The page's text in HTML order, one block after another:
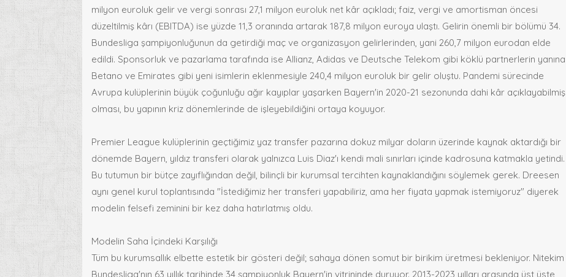
milyon euroluk gelir ve vergi sonrası 27,1 milyon euroluk net kâr açıkladı; faiz, vergi ve amortisman öncesi
düzeltilmiş kârı (EBITDA) ise yüzde 11,3 oranında artarak 187,8 milyon euroya ulaştı. Gelirin önemli bir bölümü 34.
Bundesliga şampiyonluğunun da getirdiği maç ve organizasyon gelirlerinden, yani 260,7 milyon eurodan elde
edildi. Sponsorluk ve pazarlama tarafında ise Allianz, Adidas ve Deutsche Telekom gibi köklü partnerlerin yanına
Betano ve Emirates gibi yeni isimlerin eklenmesiyle 240,4 milyon euroluk bir gelir oluştu. Pandemi sürecinde
Avrupa kulüplerinin büyük çoğunluğu ağır kayıplar yaşarken Bayern'in 2020-21 sezonunda dahi kâr açıklayabilmiş
olması, bu yapının kriz dönemlerinde de işleyebildiğini ortaya koyuyor.
Premier League kulüplerinin geçtiğimiz yaz transfer pazarına dokuz milyar doların üzerinde kaynak aktardığı bir
dönemde Bayern, yıldız transferi olarak yalnızca Luis Diaz'ı kendi mali sınırları içinde kadrosuna katmakla yetindi.
Bu tutumun bir bütçe zayıflığından değil, bilinçli bir kurumsal tercihten kaynaklandığını söylemek gerek. Dreesen
aynı genel kurul toplantısında "İstediğimiz her transferi yapabiliriz, ama her fiyata yapmak istemiyoruz" diyerek
modelin felsefi zeminini bir kez daha hatırlatmış oldu.
Modelin Saha İçindeki Karşılığı
Tüm bu kurumsallık elbette estetik bir gösteri değil; sahaya dönen somut bir birikim üretmesi bekleniyor. Nitekim
Bundesliga'nın 63 yıllık tarihinde 34 şampiyonluk Bayern'in vitrininde duruyor. 2013-2023 yılları arasında üst üste